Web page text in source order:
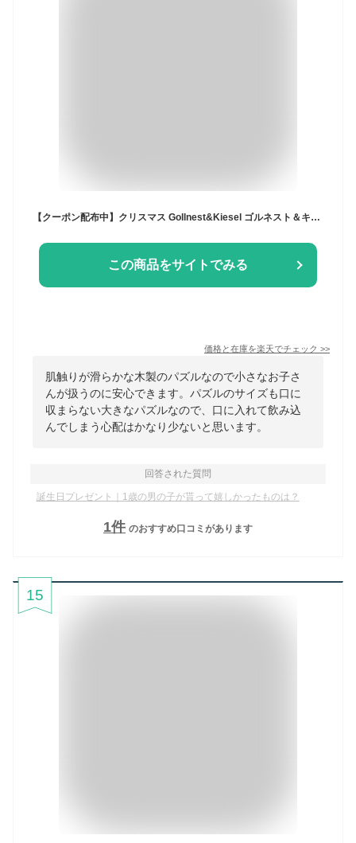
この商品をサイトでみる
価格と在庫を楽天でチェック >>
肌触りが滑らかな木製のパズルなので小さなお子さ
んが扱うのに安心できます。パズルのサイズも口に
収まらない大きなパズルなので、口に入れて飲み込
んでしまう心配はかなり少ないと思います。
回答された質問
誕生日プレゼント｜1歳の男の子が貰って嬉しかったものは？
1件 のおすすめ口コミがあります
15